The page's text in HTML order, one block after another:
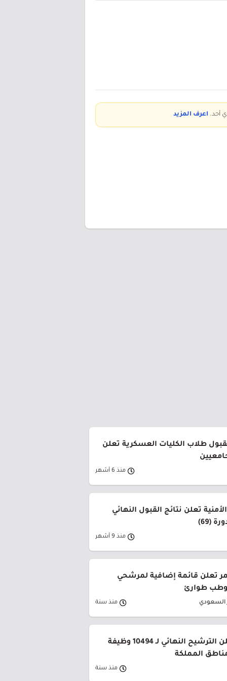
أحد. اعرف المزيد
لقبول طلاب الكليات العسكرية تعلن
منذ 6 أشهر
تعلن نتائج القبول النهائي
(69)
منذ 9 أشهر
تعلن قائمة إضافية لمرشحي
طوارئ
السعودي منذ سنة
وزارة التعليم تعلن الترشيح النهائي لـ 10494 وظيفة
المملكة
منذ سنة